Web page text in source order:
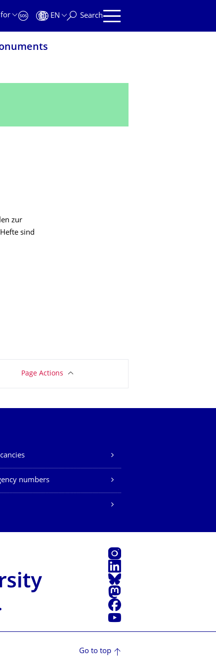
for
EN Search
zur
sind
Page Actions
numbers
Instagram
LinkedIn
Bluesky
Mastodon
Facebook
YouTube
Go to top